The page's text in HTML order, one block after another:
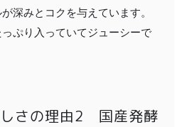
深みとコクを与えています。
ぷり入っていてジューシーで
しさの理由2 国産発酵